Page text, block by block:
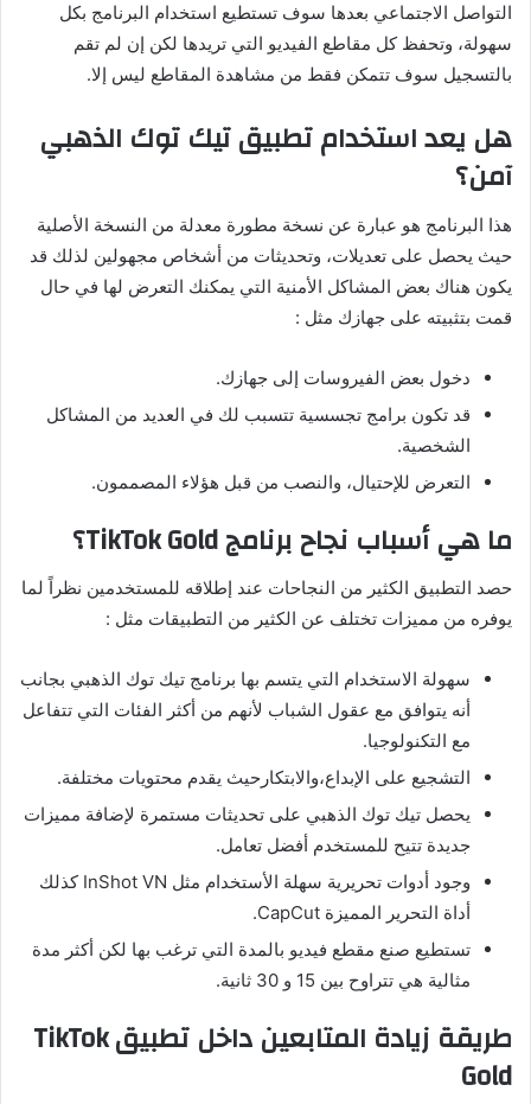
التواصل الاجتماعي بعدها سوف تستطيع استخدام البرنامج بكل
سهولة، وتحفظ كل مقاطع الفيديو التي تريدها لكن إن لم تقم
بالتسجيل سوف تتمكن فقط من مشاهدة المقاطع ليس إلا.
هل يعداستخدامتطبيقتيكتوك الذهبي
آمن؟
هذا البرنامج هو عبارة عن نسخة مطورة معدلة من النسخة الأصلية
حيث يحصل على تعديلات، وتحديثات من أشخاص مجهولين لذلك قد
يكون هناك بعض المشاكل الأمنية التي يمكنك التعرض لها في حال
قمت بتثبيته على جهازك مثل :
دخول بعض الفيروسات إلى جهازك.
قد تكون برامج تجسسية تتسبب لك في العديد من المشاكل
الشخصية.
التعرض للإحتيال، والنصب من قبل هؤلاء المصممون.
ماهيأسباب نجاحبرنامج
حصد التطبيق الكثير من النجاحات عند إطلاقه للمستخدمين نظراً لما
يوفره من مميزات تختلف عن الكثير من التطبيقات مثل :
سهولة الاستخدام التي يتسم بها برنامج تيك توك الذهبي بجانب
أنه يتوافق مع عقول الشباب لأنهم من أكثر الفئات التي تتفاعل
مع التكنولوجيا.
التشجيع على الإبداع،والابتكارحيث يقدم محتويات مختلفة.
يحصل تيك توك الذهبي على تحديثات مستمرة لإضافة مميزات
جديدة تتيح للمستخدم أفضل تعامل.
وجود أدوات تحريرية سهلة الأستخدام مثل
كذلك
أداة التحرير المميزة
تستطيع صنع مقطع فيديو بالمدة التي ترغب بها لكن أكثر مدة
مثالية هي تتراوح بين
و ثانية.
طريقة زيادة المتابعينداخلتطبيقTikTok
Gold